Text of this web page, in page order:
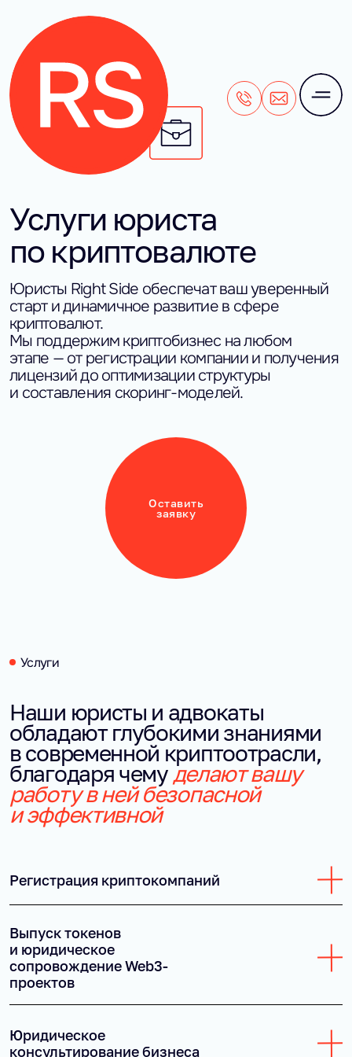
+7 (495) 106-28-71
Услуги юриста
по криптовалюте
Юристы Right Side обеспечат ваш уверенный
старт и динамичное развитие в сфере
криптовалют.
Мы поддержим криптобизнес на любом
этапе — от регистрации компании и получения
лицензий до оптимизации структуры
и составления скоринг-моделей.
Оставить
заявку
Услуги
Наши юристы и адвокаты
обладают глубокими знаниями
в современной криптоотрасли,
благодаря чему делают вашу
работу в ней безопасной
и эффективной
Регистрация криптокомпаний
Полностью сопровождаем процесс получения
финальных регистрационных документов. Учитываем
все нюансы будущей деятельности, чтобы вы могли
двигаться к цели без задержек.
Выпуск токенов
и юридическое
сопровождение Web3-
проектов
Полное сопровождение Web3 и blockchain-проектов:
выпуск токенов, юридическая структура, комплаенс
Юридическое
консультирование бизнеса